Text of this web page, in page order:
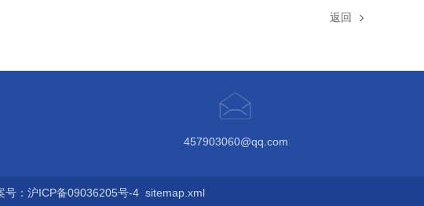
返回
457903060@qq.com
号：沪ICP备09036205号-4 sitemap.xml